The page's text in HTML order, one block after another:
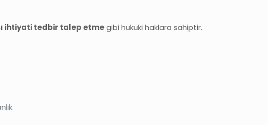
ihtiyati tedbir talep etmegibi hukuki haklara sahiptir.